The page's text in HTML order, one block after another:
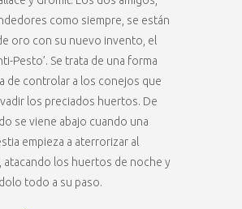
como siempre, se están
oro con su nuevo invento, el
Pesto’. Se trata de una forma
de controlar a los conejos que
los preciados huertos. De
se viene abajo cuando una
empieza a aterrorizar al
atacando los huertos de noche y
todo a su paso.